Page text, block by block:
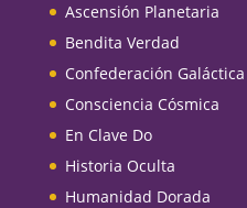
Ascensión Planetaria
Bendita Verdad
Confederación Galáctica
Consciencia Cósmica
En Clave Do
Historia Oculta
Humanidad Dorada